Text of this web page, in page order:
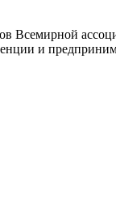
Всемирной
и